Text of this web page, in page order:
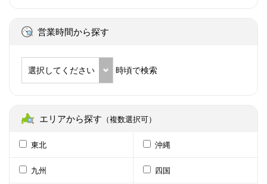
営業時間から探す
選択してください 時頃で検索
エリアから探す （複数選択可）
東北 沖縄
九州 四国